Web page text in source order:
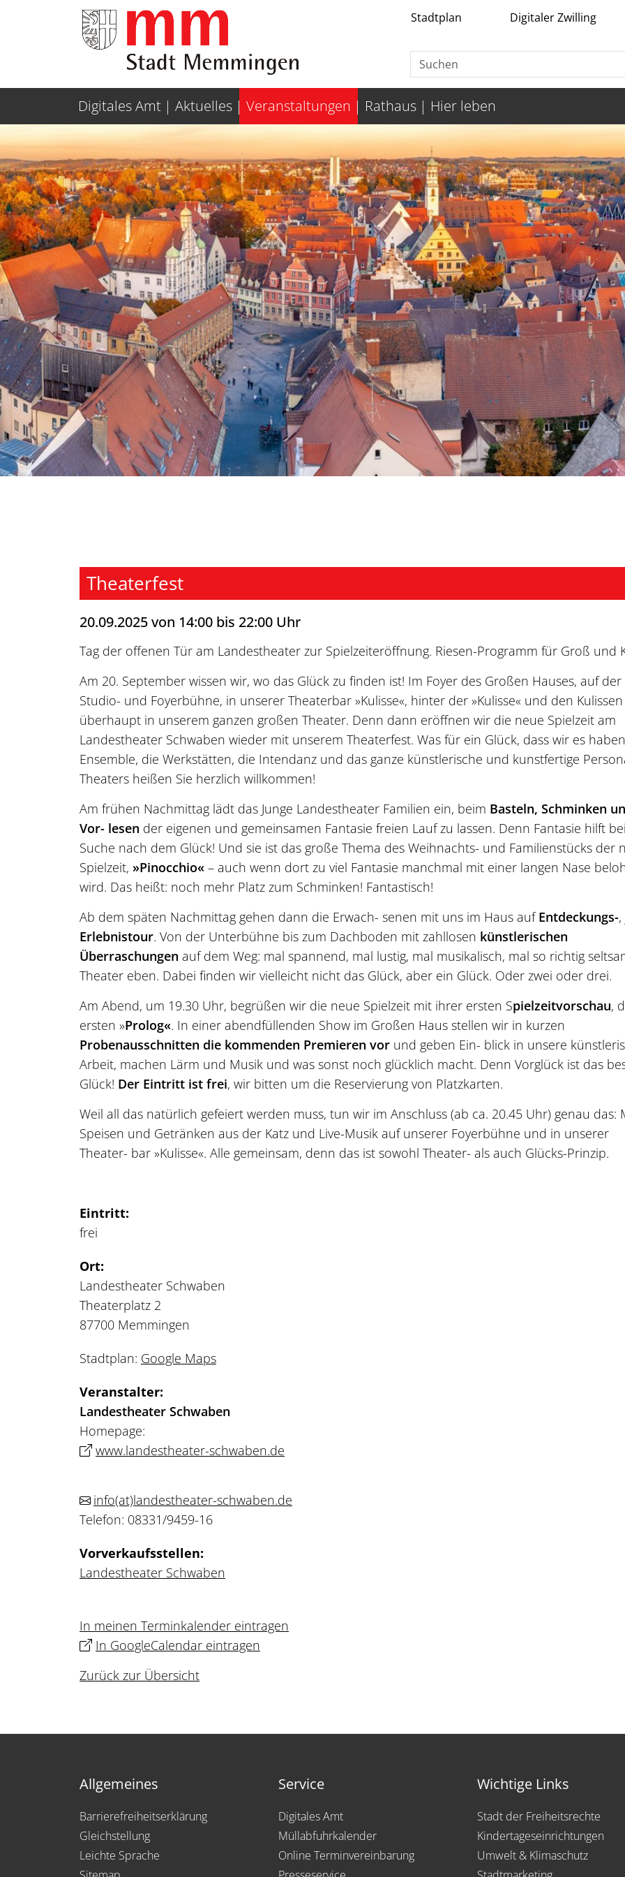
Weiter zur Navigation Weiter zum Inhalt Stadtplan Digitaler Zwilling
Digitales Amt Aktuelles Veranstaltungen Rathaus Hier leben
Theaterfest
20.09.2025 von 14:00 bis 22:00 Uhr
Tag der offenen Tür am Landestheater zur Spielzeiteröffnung. Riesen-Programm für Groß und
Am 20. September wissen wir, wo das Glück zu finden ist! Im Foyer des Großen Hauses, auf der
Studio- und Foyerbühne, in unserer Theaterbar »Kulisse«, hinter der »Kulisse« und den
überhaupt in unserem ganzen großen Theater. Denn dann eröffnen wir die neue Spielzeit am
Landestheater Schwaben wieder mit unserem Theaterfest. Was für ein Glück, dass wir es
Ensemble, die Werkstätten, die Intendanz und das ganze künstlerische und kunstfertige
Theaters heißen Sie herzlich willkommen!
Am frühen Nachmittag lädt das Junge Landestheater Familien ein, beim Basteln, Schminken
Vor- lesen der eigenen und gemeinsamen Fantasie freien Lauf zu lassen. Denn Fantasie hilft
Suche nach dem Glück! Und sie ist das große Thema des Weihnachts- und Familienstücks der
Spielzeit, »Pinocchio« – auch wenn dort zu viel Fantasie manchmal mit einer langen Nase
wird. Das heißt: noch mehr Platz zum Schminken! Fantastisch!
Ab dem späten Nachmittag gehen dann die Erwach- senen mit uns im Haus aufEntdeckungs-,
Erlebnistour. Von der Unterbühne bis zum Dachboden mit zahllosen künstlerischen
Überraschungen auf dem Weg: mal spannend, mal lustig, mal musikalisch, mal so richtig
Theater eben. Dabei finden wir vielleicht nicht das Glück, aber ein Glück. Oder zwei oder drei.
Am Abend, um 19.30 Uhr, begrüßen wir die neue Spielzeit mit ihrer ersten Spielzeitvorschau,
ersten »Prolog«. In einer abendfüllenden Show im Großen Haus stellen wir in kurzen
Probenausschnitten die kommenden Premieren vor und geben Ein- blick in unsere
Arbeit, machen Lärm und Musik und was sonst noch glücklich macht. Denn Vorglück ist das
Glück! Der Eintritt ist frei, wir bitten um die Reservierung von Platzkarten.
Weil all das natürlich gefeiert werden muss, tun wir im Anschluss (ab ca. 20.45 Uhr) genau das:
Speisen und Getränken aus der Katz und Live-Musik auf unserer Foyerbühne und in unserer
Theater- bar »Kulisse«. Alle gemeinsam, denn das ist sowohl Theater- als auch Glücks-Prinzip.
Eintritt:
frei
Ort:
Landestheater Schwaben
Theaterplatz 2
87700 Memmingen
Stadtplan: Google Maps
Veranstalter:
Landestheater Schwaben
Homepage:
www.landestheater-schwaben.de
info(at)landestheater-schwaben.de
Telefon: 08331/9459-16
Vorverkaufsstellen:
Landestheater Schwaben
In meinen Terminkalender eintragen
In GoogleCalendar eintragen
Zurück zur Übersicht
Allgemeines
Barrierefreiheitserklärung
Gleichstellung
Leichte Sprache
Service
Digitales Amt
Müllabfuhrkalender
Online Terminvereinbarung
Wichtige Links
Stadt der Freiheitsrechte
Kindertageseinrichtungen
Umwelt & Klimaschutz